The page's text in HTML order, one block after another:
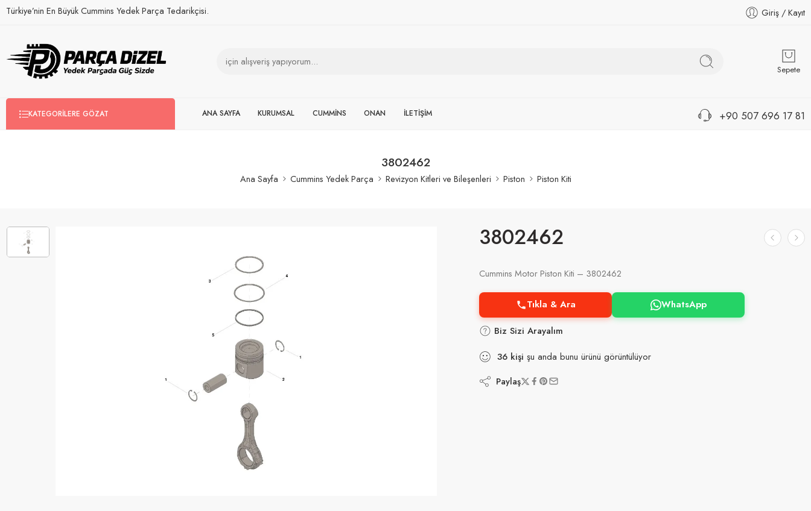
Türkiye’nin En Büyük Cummins Yedek Parça Tedarikçisi. Giriş / Kayıt
Sepete
KATEGORILERE GÖZAT ANA SAYFA KURUMSAL CUMMİNS ONAN İLETİŞİM +90 507 696 17 81
3802462
Ana Sayfa Cummins Yedek Parça Revizyon Kitleri ve Bileşenleri Piston Piston Kiti
3802462
Cummins Motor Piston Kiti – 3802462
Tıkla & Ara
WhatsApp
Biz Sizi Arayalım
36 kişi şu anda bunu ürünü görüntülüyor
Paylaş